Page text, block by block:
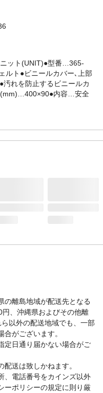
ット(UNIT)●型番…365-
ルト●ビニールカバー､上部
汚れを防止するビニールカ
(mm)…400×90●内容…安全
の離島地域が配送先となる
、沖縄県およびその他離
以外の配送地域でも、一部
がございます。
定日通り届かない場合がご
送は致しかねます。
、電話番号をカインズ以外
ーポリシーの規定に則り厳